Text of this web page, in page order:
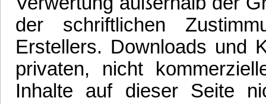
der schriftlichen
Erstellers. Downloads und
privaten, nicht
Inhalte auf dieser Seite